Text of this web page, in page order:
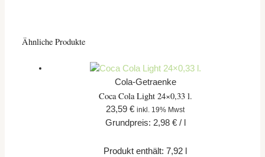
Ähnliche Produkte
Cola-Getraenke
Coca Cola Light 24×0,33 l.
23,59€ inkl. 19% Mwst
Grundpreis: 2,98 €/ l
Produkt enthält: 7,92